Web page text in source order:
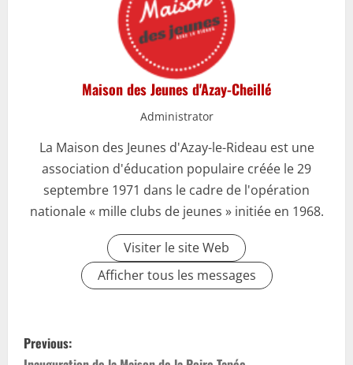
Maison des Jeunes d'Azay-Cheillé
Administrator
La Maison des Jeunes d'Azay-le-Rideau est une
association d'éducation populaire créée le 29
septembre 1971 dans le cadre de l'opération
nationale « mille clubs de jeunes » initiée en 1968.
Visiter le site Web
Afficher tous les messages
P
Previous: